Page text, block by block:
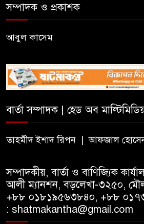
সম্পর্কের
নেতাকে
জন্মসূত্রে
সম্পাদক ও প্রকাশক
আবুল কাসেম
বার্তা সম্পাদক | হেড অব
তাহমীদ ইশাদ রিপন | আফজাল
সম্পাদকীয়, বার্তা ও বাণিজ্যিক
আলী ম্যানশন, বড়লেখা-৩২৫০,
+৮৮ ০১৮১৯৫৬৩৮৪০, +৮৮
: shatmakantha@gmail.com